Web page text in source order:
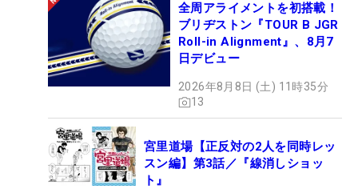
全周アライメントを初搭載！
ブリヂストン『TOUR B JGR
Roll-in Alignment』、8月7
日デビュー
2026年8月8日 (土) 11時35分
13
宮里道場【正反対の2人を同時レッ
スン編】第3話／『線消しショッ
ト』